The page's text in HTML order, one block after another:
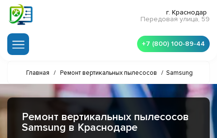
г. Краснодар
Передовая улица, 59
+7 (800) 100-89-44
Главная / Ремонт вертикальных пылесосов / Samsung
Ремонт вертикальных пылесосов
Samsung в Краснодаре